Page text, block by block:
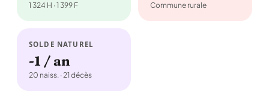
1 324 H · 1 399 F Commune rurale
SOLDE NATUREL
-1 / an
20 naiss. · 21 décès